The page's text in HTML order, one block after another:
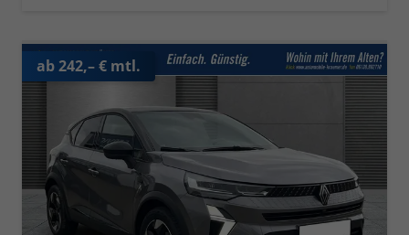
ab 242,– € mtl.